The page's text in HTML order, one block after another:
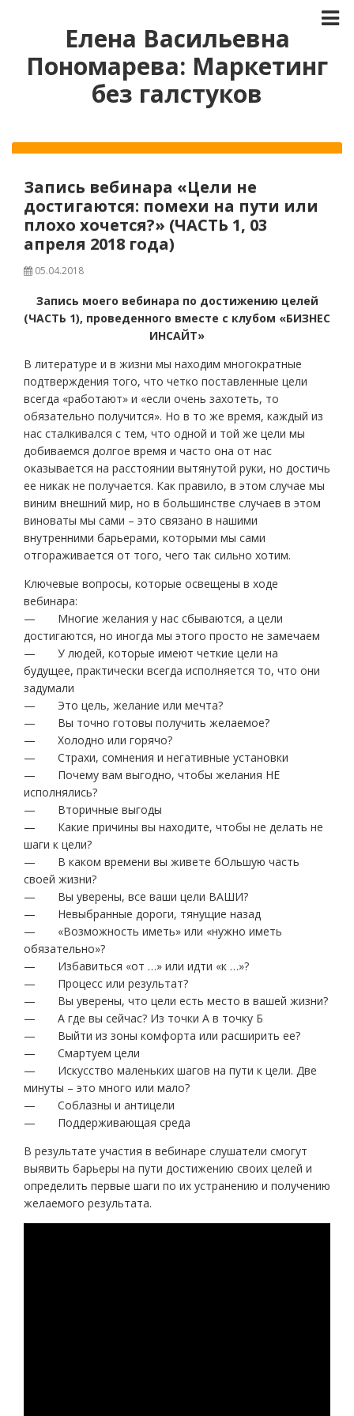
Елена Васильевна
Пономарева: Маркетинг
без галстуков
Запись вебинара «Цели не
достигаются: помехи на пути или
плохо хочется?» (ЧАСТЬ 1, 03
апреля 2018 года)
05.04.2018
Запись моего вебинара по достижению целей
(ЧАСТЬ 1), проведенного вместе с клубом «БИЗНЕС
ИНСАЙТ»
В литературе и в жизни мы находим многократные
подтверждения того, что четко поставленные цели
всегда «работают» и «если очень захотеть, то
обязательно получится». Но в то же время, каждый из
нас сталкивался с тем, что одной и той же цели мы
добиваемся долгое время и часто она от нас
оказывается на расстоянии вытянутой руки, но достичь
ее никак не получается. Как правило, в этом случае мы
виним внешний мир, но в большинстве случаев в этом
виноваты мы сами – это связано в нашими
внутренними барьерами, которыми мы сами
отгораживается от того, чего так сильно хотим.
Ключевые вопросы, которые освещены в ходе
вебинара:
— Многие желания у нас сбываются, а цели
достигаются, но иногда мы этого просто не замечаем
— У людей, которые имеют четкие цели на
будущее, практически всегда исполняется то, что они
задумали
— Это цель, желание или мечта?
— Вы точно готовы получить желаемое?
— Холодно или горячо?
— Страхи, сомнения и негативные установки
— Почему вам выгодно, чтобы желания НЕ
исполнялись?
— Вторичные выгоды
— Какие причины вы находите, чтобы не делать не
шаги к цели?
— В каком времени вы живете бОльшую часть
своей жизни?
— Вы уверены, все ваши цели ВАШИ?
— Невыбранные дороги, тянущие назад
— «Возможность иметь» или «нужно иметь
обязательно»?
— Избавиться «от …» или идти «к …»?
— Процесс или результат?
— Вы уверены, что цели есть место в вашей жизни?
— А где вы сейчас? Из точки А в точку Б
— Выйти из зоны комфорта или расширить ее?
— Смартуем цели
— Искусство маленьких шагов на пути к цели. Две
минуты – это много или мало?
— Соблазны и антицели
— Поддерживающая среда
В результате участия в вебинаре слушатели смогут
выявить барьеры на пути достижению своих целей и
определить первые шаги по их устранению и получению
желаемого результата.